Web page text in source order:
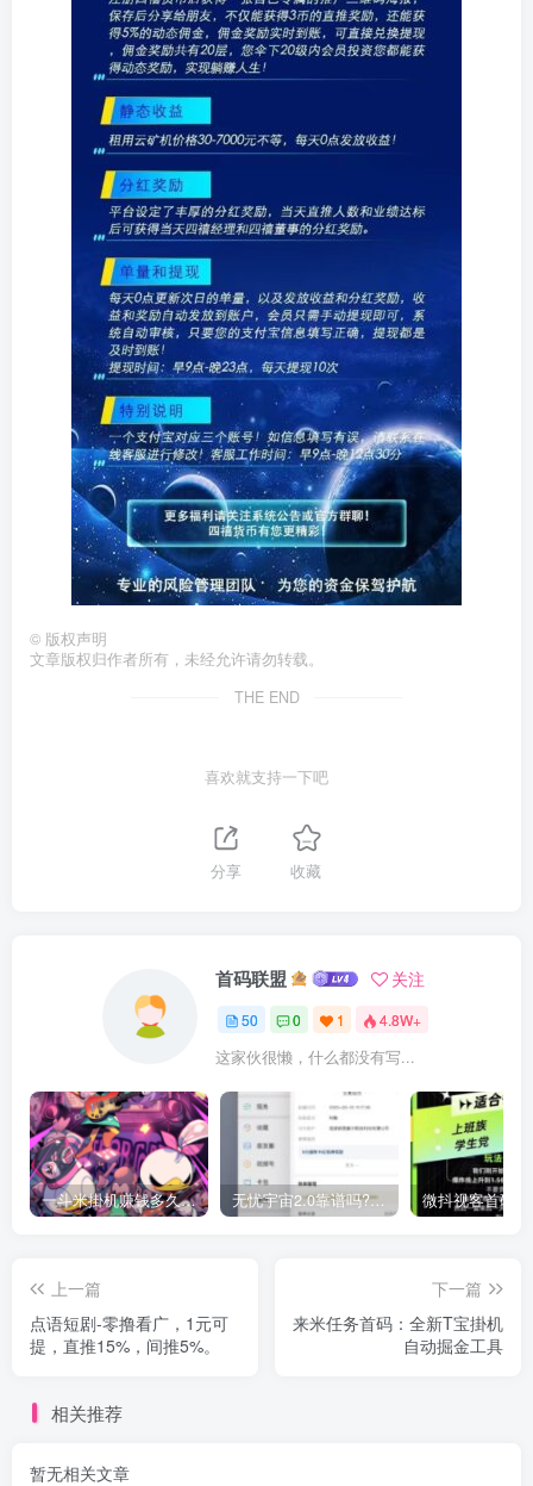
© 版权声明
文章版权归作者所有，未经允许请勿转载。
THE END
喜欢就支持一下吧
分享 收藏
首码联盟 关注
50 0 1 4.8W+
这家伙很懒，什么都没有写...
一斗米掛机赚钱多久到账？一斗米视频号掛机步骤图 无忧宇宙2.0靠谱吗?无忧宇宙官方回收宝石价格多少钱
上一篇
点语短剧-零撸看广，1元可
提，直推15%，间推5%。
下一篇
来米任务首码：全新T宝掛机
自动掘金工具
相关推荐
暂无相关文章